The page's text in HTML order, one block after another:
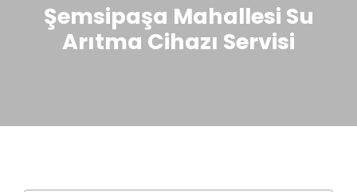
Şemsipaşa Mahallesi Su
Arıtma Cihazı Servisi